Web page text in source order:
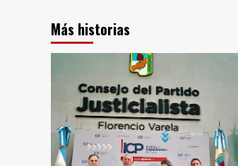
Más historias